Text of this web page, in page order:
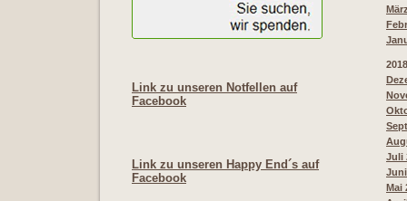
Link zu unseren Notfellen auf
Facebook
Link zu unseren Happy End´s auf
Facebook
2018
Juli
Mai